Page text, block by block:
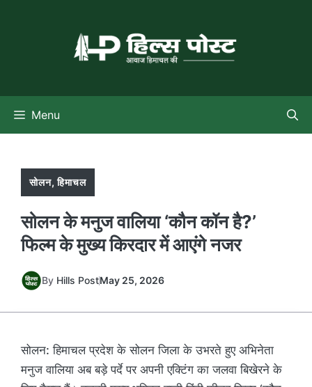
Menu
सोलन,हिमाचल
सोलन के मनुज वालिया ‘कौन कॉन है?’
फिल्म के मुख्य किरदार में आएंगे नजर
By Hills PostMay 25, 2026
सोलन: हिमाचल प्रदेश के सोलन जिला के उभरते हुए अभिनेता
मनुज वालिया अब बड़े पर्दे पर अपनी एक्टिंग का जलवा बिखेरने के